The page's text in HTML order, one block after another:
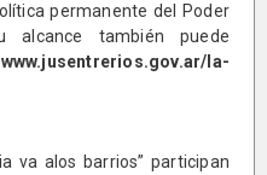
permanente del Poder
alcance también puede
la-
va alos barrios” participan